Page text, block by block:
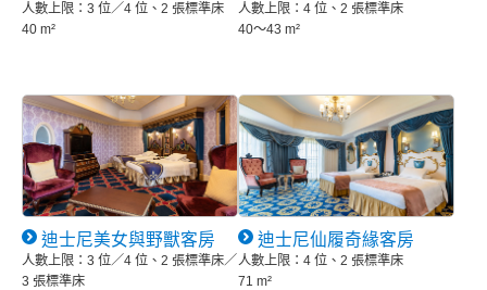
人數上限：3 位／4 位、2 張標準床
40 m²
人數上限：4 位、2 張標準床
40～43 m²
迪士尼美女與野獸客房
人數上限：3 位／4 位、2 張標準床／
3 張標準床
迪士尼仙履奇緣客房
人數上限：4 位、2 張標準床
71 m²